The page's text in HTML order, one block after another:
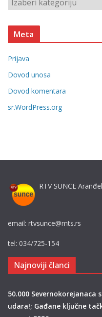
t
o
r
i
e
Meta
Prijava
Dovod unosa
Dovod komentara
sr.WordPress.org
RTV SUNCE
email: rtvsunce@mts.rs
tel: 034/725-154
Najnoviji članci
50.000 Severnokorejanaca
udara!; Gađane ključne